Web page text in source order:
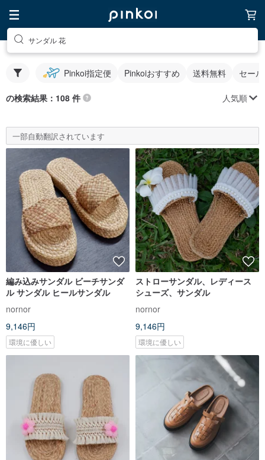
サンダル 花
Pinkoi指定便 Pinkoiおすすめ 送料無料 セー
の検索結果：108 件 人気順
一部自動翻訳されています
編み込みサンダル ビーチサンダ
ル サンダル ヒールサンダル
nornor
9,146円
環境に優しい
ストローサンダル、レディース
シューズ、サンダル
nornor
9,146円
環境に優しい